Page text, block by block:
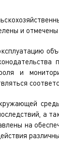
и
и
а
на